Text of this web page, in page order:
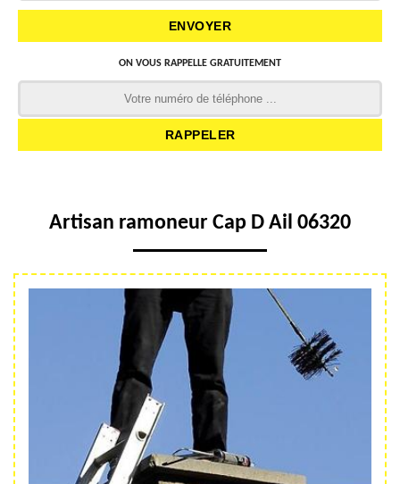
ON VOUS RAPPELLE GRATUITEMENT
Artisan ramoneur Cap D Ail 06320